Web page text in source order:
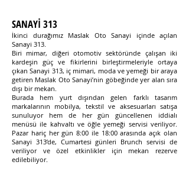
SANAYİ 313
İkinci durağımız Maslak Oto Sanayi içinde açılan
Sanayi 313.
Biri mimar, diğeri otomotiv sektöründe çalışan iki
kardeşin güç ve fikirlerini birleştirmeleriyle ortaya
çıkan Sanayi 313, iç mimari, moda ve yemeği bir araya
getiren Maslak Oto Sanayi’nin göbeğinde yer alan sıra
dışı bir mekan.
Burada hem yurt dışından gelen farklı tasarım
markalarının mobilya, tekstil ve aksesuarları satışa
sunuluyor hem de her gün güncellenen iddialı
menüsü ile kahvaltı ve öğle yemeği servisi veriliyor.
Pazar hariç her gün 8:00 ile 18:00 arasında açık olan
Sanayi 313’de, Cumartesi günleri Brunch servisi de
veriliyor ve özel etkinlikler için mekan rezerve
edilebiliyor.